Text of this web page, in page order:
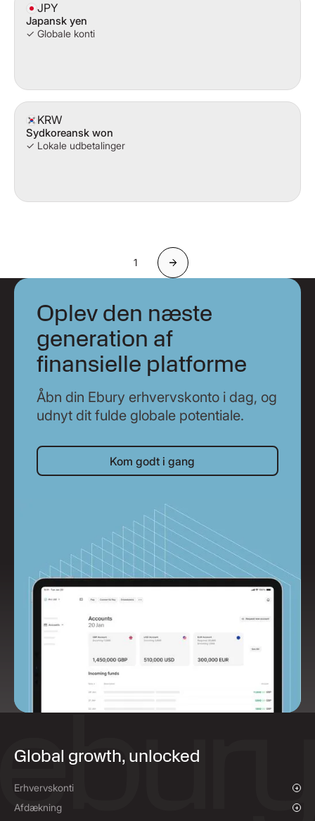
JPY
Japansk yen
✓ Globale konti
KRW
Sydkoreansk won
✓ Lokale udbetalinger
1 Næste
Oplev den næste
generation af
finansielle platforme
Åbn din Ebury erhvervskonto i dag, og
udnyt dit fulde globale potentiale.
Kom godt i gang
Kom godt i gang
Global growth, unlocked
Erhvervskonti
Oversigt
Afdækning